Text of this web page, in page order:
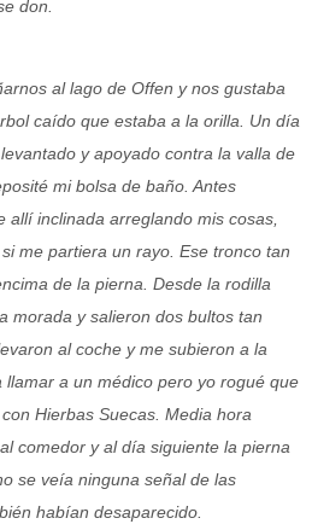
don.
al lago de Offen y nos gustaba
caído que estaba a la orilla. Un día
y apoyado contra la valla de
mi bolsa de baño. Antes
allí inclinada arreglando mis cosas,
me partiera un rayo. Ese tronco tan
de la pierna. Desde la rodilla
morada y salieron dos bultos tan
al coche y me subieron a la
a un médico pero yo rogué que
Hierbas Suecas. Media hora
comedor y al día siguiente la pierna
se veía ninguna señal de las
habían desaparecido.